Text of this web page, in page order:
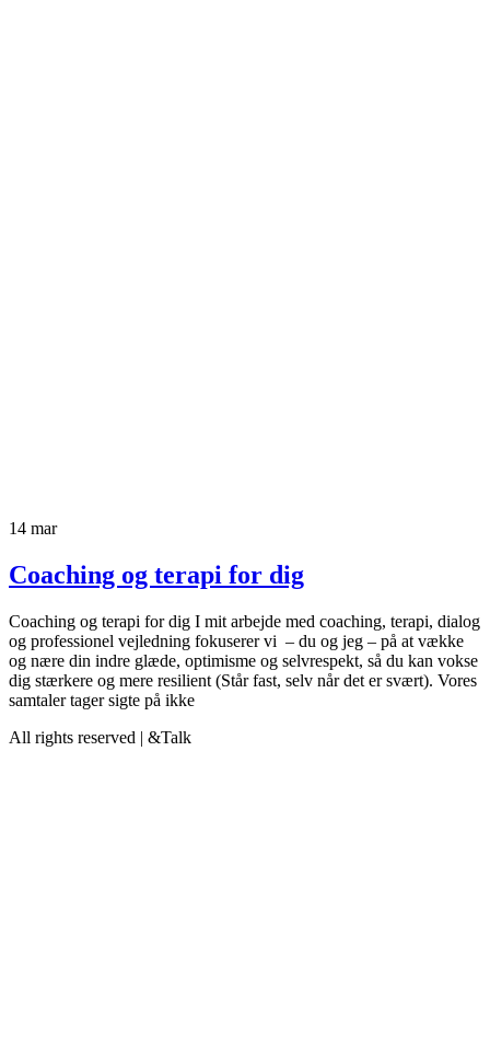
14 mar
Coaching og terapi for dig
Coaching og terapi for dig I mit arbejde med coaching, terapi, dialog
og professionel vejledning fokuserer vi – du og jeg – på at vække
og nære din indre glæde, optimisme og selvrespekt, så du kan vokse
dig stærkere og mere resilient (Står fast, selv når det er svært). Vores
samtaler tager sigte på ikke
All rights reserved | &Talk